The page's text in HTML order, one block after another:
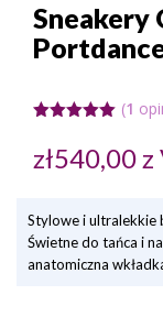
Sneakery
5.00na 5
na
(1
zł540,00z
Stylowe i ultralekkie
Świetne do tańca i
anatomiczna